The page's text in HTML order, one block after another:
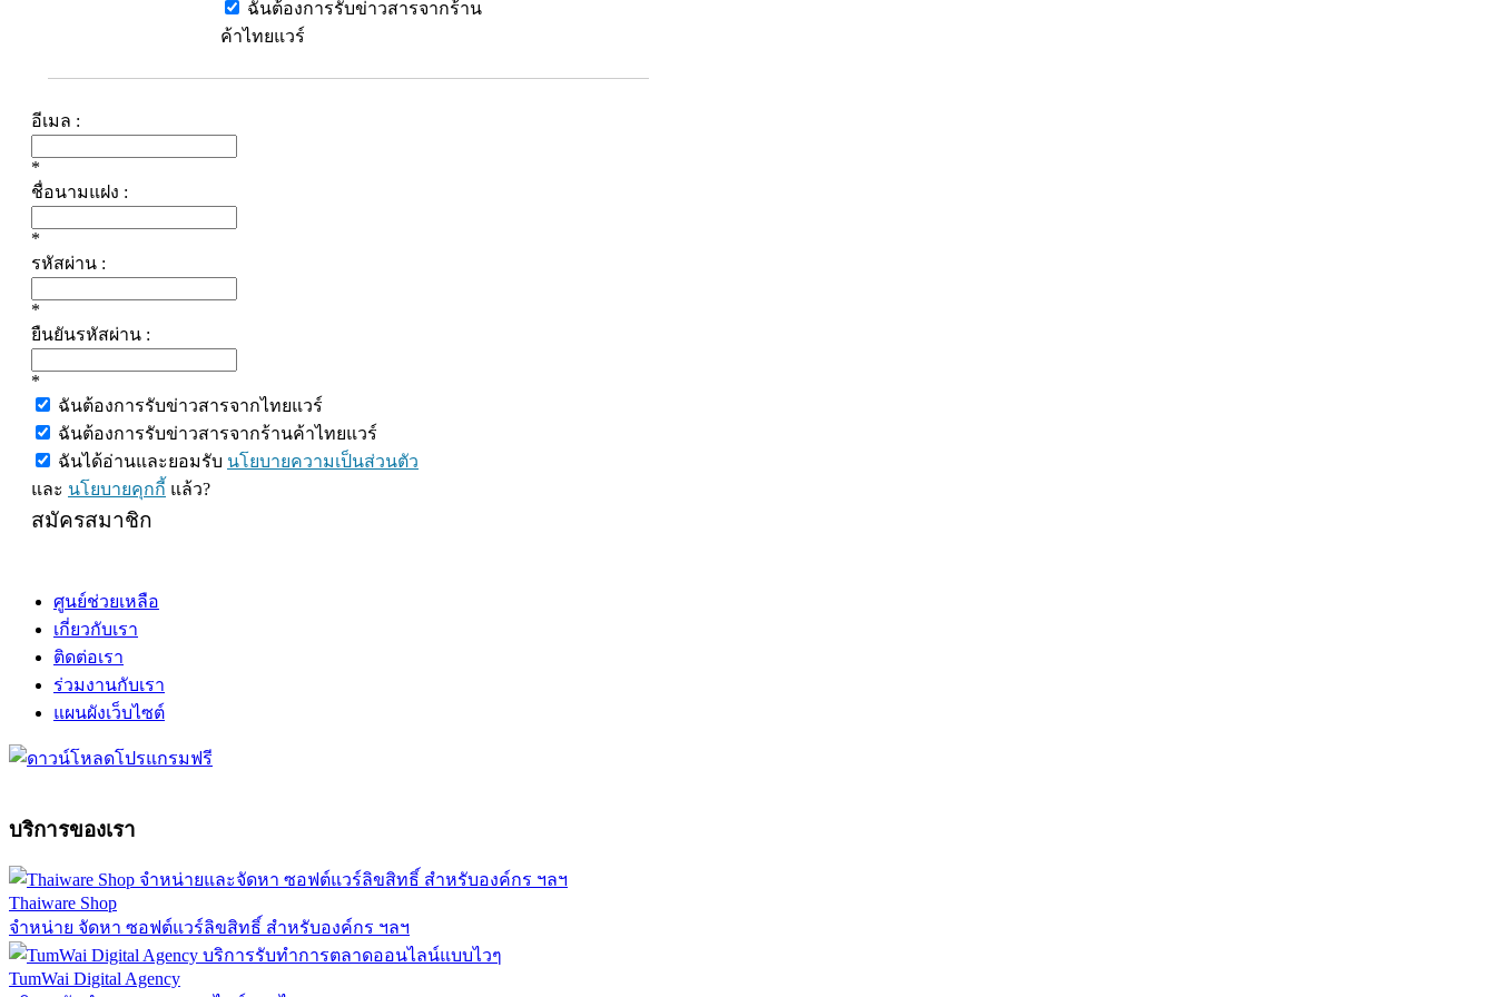
ฉันต้องการรับข่าวสารจากร้าน
ค้าไทยแวร์
อีเมล :
*
ชื่อนามแฝง :
*
รหัสผ่าน :
*
ยืนยันรหัสผ่าน :
*
ฉันต้องการรับข่าวสารจากไทยแวร์
ฉันต้องการรับข่าวสารจากร้านค้าไทยแวร์
ฉันได้อ่านและยอมรับ นโยบายความเป็นส่วนตัว
และ นโยบายคุกกี้ แล้ว?
สมัครสมาชิก
ศูนย์ช่วยเหลือ
เกี่ยวกับเรา
ติดต่อเรา
ร่วมงานกับเรา
แผนผังเว็บไซต์
บริการของเรา
Thaiware Shop
จำหน่าย จัดหา ซอฟต์แวร์ลิขสิทธิ์ สำหรับองค์กร ฯลฯ
TumWai Digital Agency